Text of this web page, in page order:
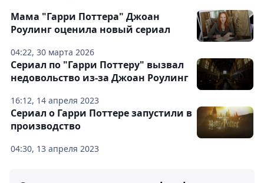
04:22, 30 марта 2026
Мама "Гарри Поттера" Джоан
Роулинг оценила новый сериал
16:12, 14 апреля 2023
Сериал по "Гарри Поттеру" вызвал
недовольство из-за Джоан Роулинг
04:30, 13 апреля 2023
Сериал о Гарри Поттере запустили в
производство